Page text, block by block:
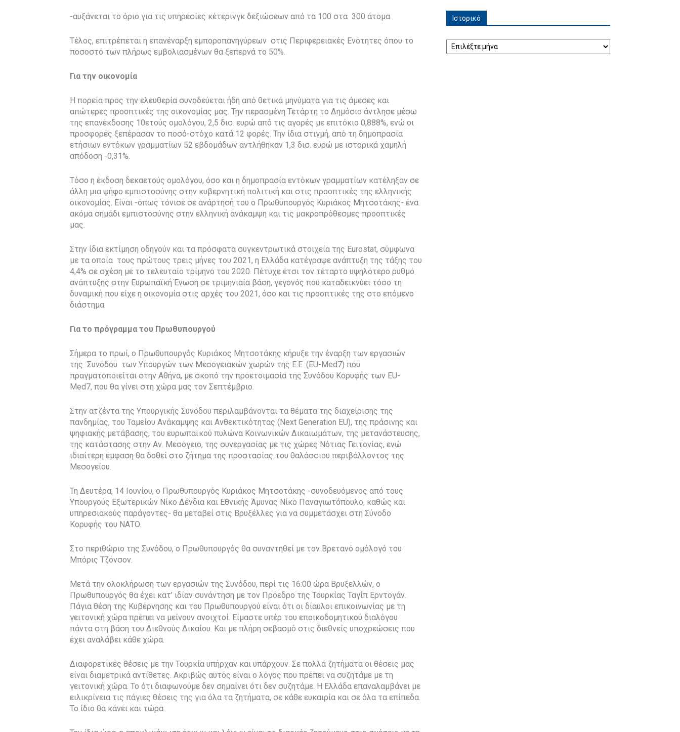
-αυξάνεται το όριο για τις υπηρεσίες κέτερινγκ δεξιώσεων από τα 100 στα 300 άτομα.
Τέλος, επιτρέπεται η επανέναρξη εμποροπανηγύρεων στις Περιφερειακές Ενότητες όπου το
ποσοστό των πλήρως εμβολιασμένων θα ξεπερνά το 50%.
Για την οικονομία
Η πορεία προς την ελευθερία συνοδεύεται ήδη από θετικά μηνύματα για τις άμεσες και
απώτερες προοπτικές της οικονομίας μας. Την περασμένη Τετάρτη το Δημόσιο άντλησε μέσω
της επανέκδοσης 10ετούς ομολόγου, 2,5 δισ. ευρώ από τις αγορές με επιτόκιο 0,888%, ενώ οι
προσφορές ξεπέρασαν το ποσό-στόχο κατά 12 φορές. Την ίδια στιγμή, από τη δημοπρασία
ετήσιων εντόκων γραμματίων 52 εβδομάδων αντλήθηκαν 1,3 δισ. ευρώ με ιστορικά χαμηλή
απόδοση -0,31%.
Τόσο η έκδοση δεκαετούς ομολόγου, όσο και η δημοπρασία εντόκων γραμματίων κατέληξαν σε
άλλη μια ψήφο εμπιστοσύνης στην κυβερνητική πολιτική και στις προοπτικές της ελληνικής
οικονομίας. Είναι -όπως τόνισε σε ανάρτησή του ο Πρωθυπουργός Κυριάκος Μητσοτάκης- ένα
ακόμα σημάδι εμπιστοσύνης στην ελληνική ανάκαμψη και τις μακροπρόθεσμες προοπτικές
μας.
Στην ίδια εκτίμηση οδηγούν και τα πρόσφατα συγκεντρωτικά στοιχεία της Eurostat, σύμφωνα
με τα οποία τους πρώτους τρεις μήνες του 2021, η Ελλάδα κατέγραψε ανάπτυξη της τάξης του
4,4% σε σχέση με το τελευταίο τρίμηνο του 2020. Πέτυχε έτσι τον τέταρτο υψηλότερο ρυθμό
ανάπτυξης στην Ευρωπαϊκή Ένωση σε τριμηνιαία βάση, γεγονός που καταδεικνύει τόσο τη
δυναμική που είχε η οικονομία στις αρχές του 2021, όσο και τις προοπτικές της στο επόμενο
διάστημα.
Για το πρόγραμμα του Πρωθυπουργού
Σήμερα το πρωί, ο Πρωθυπουργός Κυριάκος Μητσοτάκης κήρυξε την έναρξη των εργασιών
της Συνόδου των Υπουργών των Μεσογειακών χωρών της Ε.Ε. (EU-Med7) που
πραγματοποιείται στην Αθήνα, με σκοπό την προετοιμασία της Συνόδου Κορυφής των EU-
Med7, που θα γίνει στη χώρα μας τον Σεπτέμβριο.
Στην ατζέντα της Υπουργικής Συνόδου περιλαμβάνονται τα θέματα της διαχείρισης της
πανδημίας, του Ταμείου Ανάκαμψης και Ανθεκτικότητας (Next Generation EU), της πράσινης και
ψηφιακής μετάβασης, του ευρωπαϊκού πυλώνα Κοινωνικών Δικαιωμάτων, της μετανάστευσης,
της κατάστασης στην Αν. Μεσόγειο, της συνεργασίας με τις χώρες Νότιας Γειτονίας, ενώ
ιδιαίτερη έμφαση θα δοθεί στο ζήτημα της προστασίας του θαλάσσιου περιβάλλοντος της
Μεσογείου.
Τη Δευτέρα, 14 Ιουνίου, ο Πρωθυπουργός Κυριάκος Μητσοτάκης -συνοδευόμενος από τους
Υπουργούς Εξωτερικών Νίκο Δένδια και Εθνικής Άμυνας Νίκο Παναγιωτόπουλο, καθώς και
υπηρεσιακούς παράγοντες- θα μεταβεί στις Βρυξέλλες για να συμμετάσχει στη Σύνοδο
Κορυφής του ΝΑΤΟ.
Στο περιθώριο της Συνόδου, ο Πρωθυπουργός θα συναντηθεί με τον Βρετανό ομόλογό του
Μπόρις Τζόνσον.
Μετά την ολοκλήρωση των εργασιών της Συνόδου, περί τις 16:00 ώρα Βρυξελλών, ο
Πρωθυπουργός θα έχει κατ’ ιδίαν συνάντηση με τον Πρόεδρο της Τουρκίας Ταγίπ Ερντογάν.
Πάγια θέση της Κυβέρνησης και του Πρωθυπουργού είναι ότι οι δίαυλοι επικοινωνίας με τη
γειτονική χώρα πρέπει να μείνουν ανοιχτοί. Είμαστε υπέρ του εποικοδομητικού διαλόγου
πάντα στη βάση του Διεθνούς Δικαίου. Και με πλήρη σεβασμό στις διεθνείς υποχρεώσεις που
έχει αναλάβει κάθε χώρα.
Διαφορετικές θέσεις με την Τουρκία υπήρχαν και υπάρχουν. Σε πολλά ζητήματα οι θέσεις μας
είναι διαμετρικά αντίθετες. Ακριβώς αυτός είναι ο λόγος που πρέπει να συζητάμε με τη
γειτονική χώρα. Το ότι διαφωνούμε δεν σημαίνει ότι δεν συζητάμε. Η Ελλάδα επαναλαμβάνει με
ειλικρίνεια τις πάγιες θέσεις της για όλα τα ζητήματα, σε κάθε ευκαιρία και σε όλα τα επίπεδα.
Το ίδιο θα κάνει και τώρα.
Ιστορικό